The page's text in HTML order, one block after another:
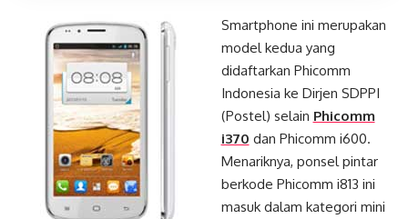
Smartphone ini merupakan
model kedua yang
didaftarkan Phicomm
Indonesia ke Dirjen SDPPI
(Postel) selain Phicomm
i370 dan Phicomm i600.
Menariknya, ponsel pintar
berkode Phicomm i813 ini
masuk dalam kategori mini